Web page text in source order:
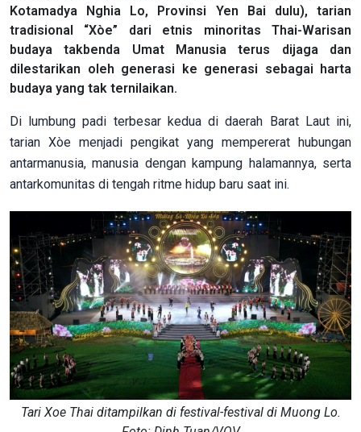
Kotamadya Nghia Lo, Provinsi Yen Bai dulu), tarian
tradisional “Xòe” dari etnis minoritas Thai-Warisan
budaya takbenda Umat Manusia terus dijaga dan
dilestarikan oleh generasi ke generasi sebagai harta
budaya yang tak ternilaikan.
Di lumbung padi terbesar kedua di daerah Barat Laut ini,
tarian Xòe menjadi pengikat yang mempererat hubungan
antarmanusia, manusia dengan kampung halamannya, serta
antarkomunitas di tengah ritme hidup baru saat ini.
Tari Xoe Thai ditampilkan di festival-festival di Muong Lo.